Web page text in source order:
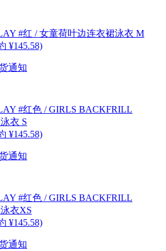
#红 / 女童荷叶边连衣裙泳衣 M
¥145.58)
通知
#红色 / GIRLS BACKFRILL
衣 S
¥145.58)
通知
#红色 / GIRLS BACKFRILL
衣XS
¥145.58)
通知